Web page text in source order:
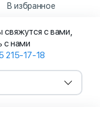
В избранное
с вами,
с нами
215-17-18